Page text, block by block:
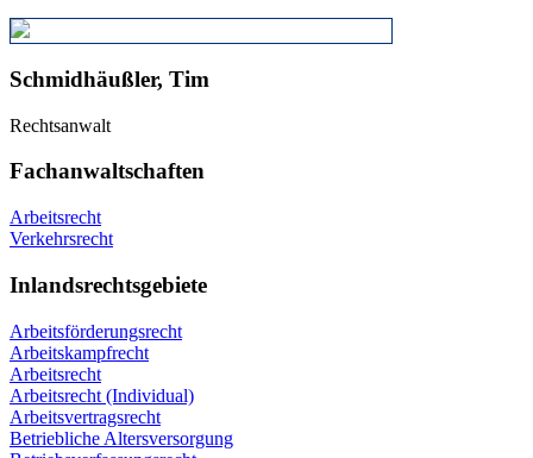
Schmidhäußler, Tim
Rechtsanwalt
Fachanwaltschaften
Arbeitsrecht
Verkehrsrecht
Inlandsrechtsgebiete
Arbeitsförderungsrecht
Arbeitskampfrecht
Arbeitsrecht
Arbeitsrecht (Individual)
Arbeitsvertragsrecht
Betriebliche Altersversorgung